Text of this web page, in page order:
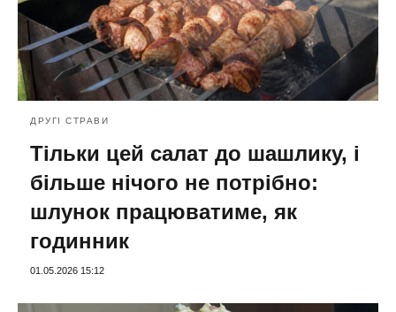
ДРУГІ СТРАВИ
Тільки цей салат до шашлику, і
більше нічого не потрібно:
шлунок працюватиме, як
годинник
01.05.2026 15:12